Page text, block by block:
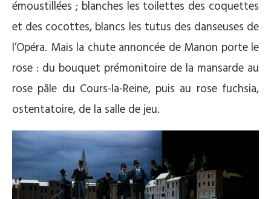
émoustillées ; blanches les toilettes des coquettes
et des cocottes, blancs les tutus des danseuses de
l’Opéra. Mais la chute annoncée de Manon porte le
rose : du bouquet prémonitoire de la mansarde au
rose pâle du Cours-la-Reine, puis au rose fuchsia,
ostentatoire, de la salle de jeu.